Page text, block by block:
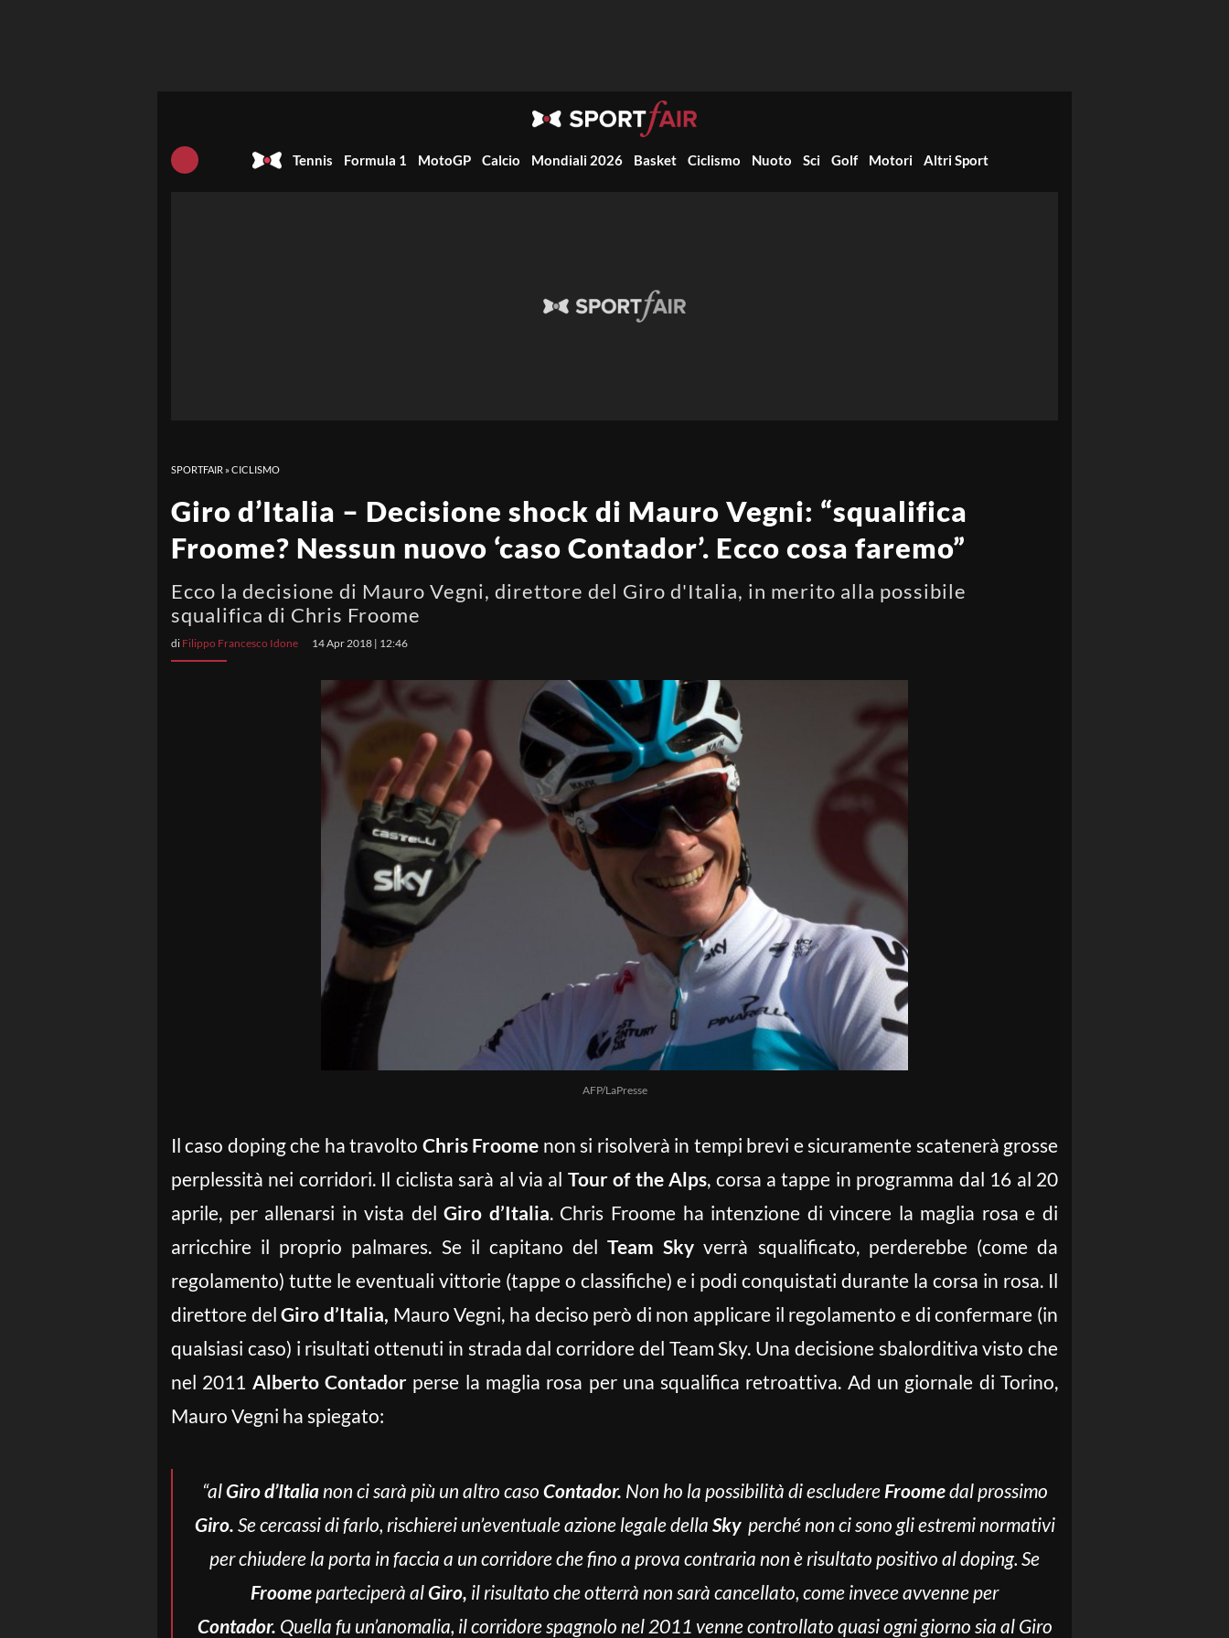
Tennis Formula 1 MotoGP Calcio Mondiali 2026 Basket Ciclismo Nuoto Sci Golf Motori Altri Sport
SPORTFAIR »CICLISMO
Giro d’Italia – Decisione shock di Mauro Vegni: “squalifica
Froome? Nessun nuovo ‘caso Contador’. Ecco cosa faremo”
Ecco la decisione di Mauro Vegni, direttore del Giro d'Italia, in merito alla possibile
squalifica di Chris Froome
di Filippo Francesco Idone 14 Apr 2018 | 12:46
AFP/LaPresse
Il caso doping che ha travolto Chris Froome non si risolverà in tempi brevi e sicuramente scatenerà grosse
perplessità nei corridori. Il ciclista sarà al via al Tour of the Alps, corsa a tappe in programma dal 16 al 20
aprile, per allenarsi in vista delGiro d’Italia. Chris Froome ha intenzione di vincere la maglia rosa e di
arricchire il proprio palmares. Se il capitano delTeam Sky verrà squalificato, perderebbe (come da
regolamento) tutte le eventuali vittorie (tappe o classifiche) e i podi conquistati durante la corsa in rosa. Il
direttore delGiro d’Italia, Mauro Vegni, ha deciso però di non applicare il regolamento e di confermare (in
qualsiasi caso) i risultati ottenuti in strada dal corridore del Team Sky. Una decisione sbalorditiva visto che
nel 2011 Alberto Contadorperse la maglia rosa per una squalifica retroattiva. Ad un giornale di Torino,
Mauro Vegni ha spiegato:
“alGiro d’Italianon ci sarà più un altro caso Contador. Non ho la possibilità di escludere Froomedal prossimo
Giro. Se cercassi di farlo, rischierei un’eventuale azione legale della Skyperché non ci sono gli estremi normativi
per chiudere la porta in faccia a un corridore che fino a prova contraria non è risultato positivo al doping. Se
Froome parteciperà alGiro, il risultato che otterrà non sarà cancellato, come invece avvenne per
Contador. Quella fu un’anomalia, il corridore spagnolo nel 2011 venne controllato quasi ogni giorno sia al Giro